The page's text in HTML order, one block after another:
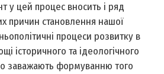
у цей процес вносить і ряд
причин становлення нашої
процеси розвитку в
історичного та ідеологічного
заважають формуванню того